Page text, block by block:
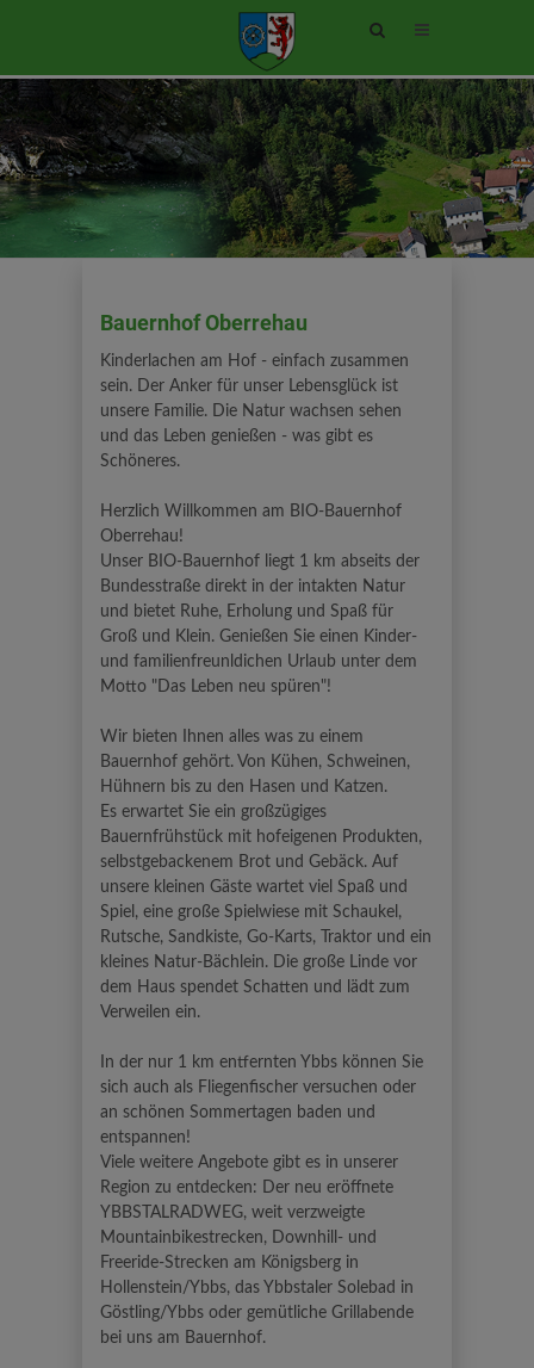
Site
toggle
Bauernhof Oberrehau
Kinderlachen am Hof - einfach zusammen
sein. Der Anker für unser Lebensglück ist
unsere Familie. Die Natur wachsen sehen
und das Leben genießen - was gibt es
Schöneres.
Herzlich Willkommen am BIO-Bauernhof
Oberrehau!
Unser BIO-Bauernhof liegt 1 km abseits der
Bundesstraße direkt in der intakten Natur
und bietet Ruhe, Erholung und Spaß für
Groß und Klein. Genießen Sie einen Kinder-
und familienfreunldichen Urlaub unter dem
Motto "Das Leben neu spüren"!
Wir bieten Ihnen alles was zu einem
Bauernhof gehört. Von Kühen, Schweinen,
Hühnern bis zu den Hasen und Katzen.
Es erwartet Sie ein großzügiges
Bauernfrühstück mit hofeigenen Produkten,
selbstgebackenem Brot und Gebäck. Auf
unsere kleinen Gäste wartet viel Spaß und
Spiel, eine große Spielwiese mit Schaukel,
Rutsche, Sandkiste, Go-Karts, Traktor und ein
kleines Natur-Bächlein. Die große Linde vor
dem Haus spendet Schatten und lädt zum
Verweilen ein.
In der nur 1 km entfernten Ybbs können Sie
sich auch als Fliegenfischer versuchen oder
an schönen Sommertagen baden und
entspannen!
Viele weitere Angebote gibt es in unserer
Region zu entdecken: Der neu eröffnete
YBBSTALRADWEG, weit verzweigte
Mountainbikestrecken, Downhill- und
Freeride-Strecken am Königsberg in
Hollenstein/Ybbs, das Ybbstaler Solebad in
Göstling/Ybbs oder gemütliche Grillabende
bei uns am Bauernhof.